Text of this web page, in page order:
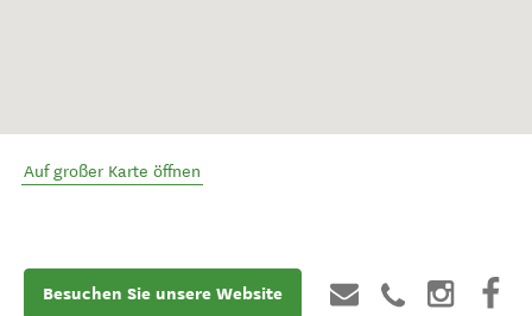
Auf großer Karte öffnen
Besuchen Sie unsere Website